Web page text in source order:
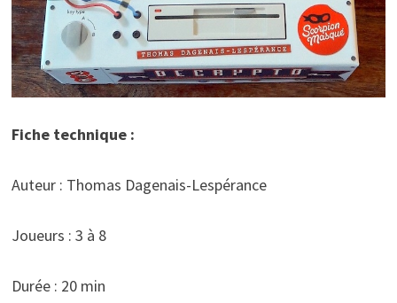
Fiche technique :
Auteur : Thomas Dagenais-Lespérance
Joueurs : 3 à 8
Durée : 20 min